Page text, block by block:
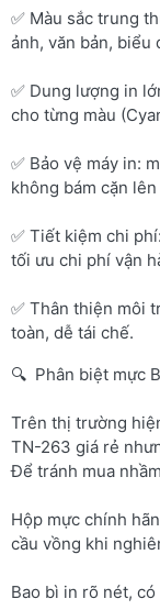
✅ Màu sắc trung
ảnh, văn bản, biểu
✅ Dung lượng in
cho từng màu
✅ Bảo vệ máy in:
không bám cặn lên
✅ Tiết kiệm chi
tối ưu chi phí vận
✅ Thân thiện môi
toàn, dễ tái chế.
🔍 Phân biệt mực
Trên thị trường
TN-263 giá rẻ
Để tránh mua
Hộp mực chính
cầu vồng khi
Bao bì in rõ nét, có